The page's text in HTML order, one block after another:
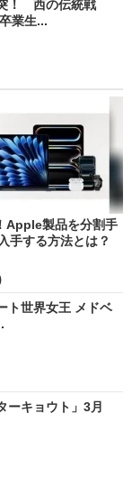
！ 西の伝統戦
業生...
Apple製品を分割手
手する方法とは？
ト世界女王 メドベ
キョウト」3月